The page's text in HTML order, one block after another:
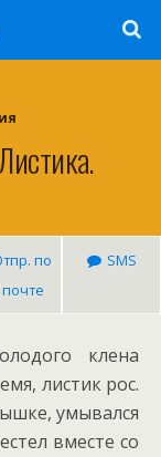
по
почте
SMS
клена
листик рос.
умывался
вместе со